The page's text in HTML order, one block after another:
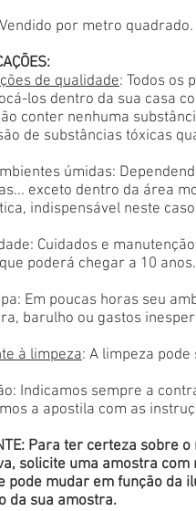
por metro quadrado.
de qualidade: Todos os
los dentro da sua casa
conter nenhuma
de substâncias tóxicas
úmidas:
exceto dentro da área
indispensável neste
Cuidados e
poderá chegar a 10 anos.
Em poucas horas seu
barulho ou gastos
à limpeza: A limpeza
Indicamos sempre a
a apostila com as
Para ter certeza sobre
solicite uma amostra
pode mudar em função da
da sua amostra.